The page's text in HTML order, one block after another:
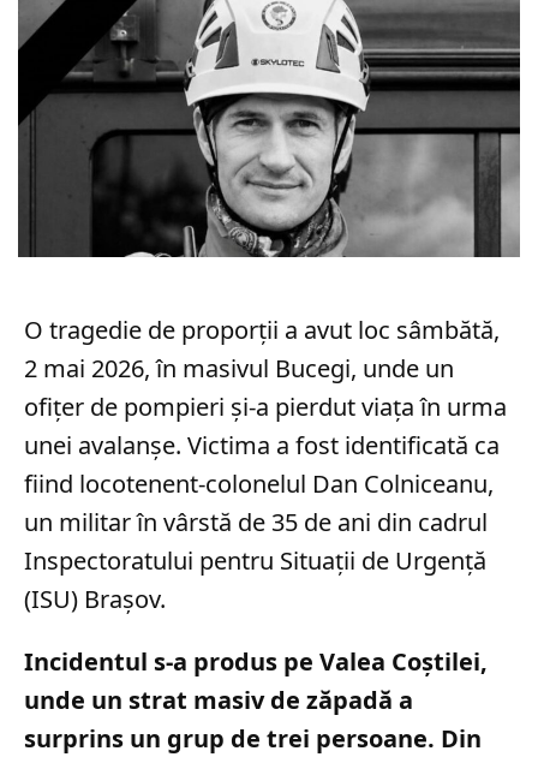
O tragedie de proporții a avut loc sâmbătă,
2 mai 2026, în masivul Bucegi, unde un
ofițer de pompieri și-a pierdut viața în urma
unei avalanșe. Victima a fost identificată ca
fiind locotenent-colonelul Dan Colniceanu,
un militar în vârstă de 35 de ani din cadrul
Inspectoratului pentru Situații de Urgență
(ISU) Brașov.
Incidentul s-a produs pe Valea Coștilei,
unde un strat masiv de zăpadă a
surprins un grup de trei persoane. Din